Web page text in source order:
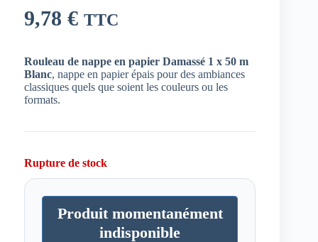
9,78 € TTC
Rouleau de nappe en papier Damassé 1 x 50 m
Blanc, nappe en papier épais pour des ambiances
classiques quels que soient les couleurs ou les
formats.
Rupture de stock
Produit momentanément
indisponible